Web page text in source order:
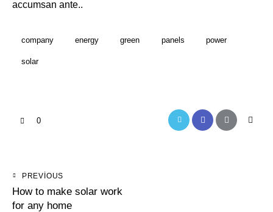
accumsan ante..
company energy green panels power
solar
0
PREVIOUS
How to make solar work
for any home